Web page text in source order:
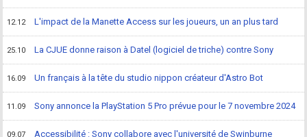
12.12 L'impact de la Manette Access sur les joueurs, un an plus tard
25.10 La CJUE donne raison à Datel (logiciel de triche) contre Sony
16.09 Un français à la tête du studio nippon créateur d'Astro Bot
11.09 Sony annonce la PlayStation 5 Pro prévue pour le 7 novembre 2024
09.07 Accessibilité : Sony collabore avec l'université de Swinburne